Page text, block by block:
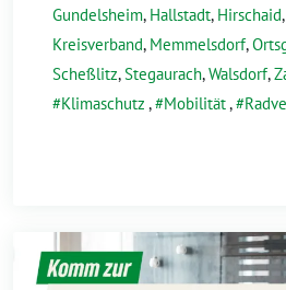
Gundelsheim, Hallstadt, Hirschaid,
Kreisverband, Memmelsdorf,
Scheßlitz,Stegaurach,Walsdorf,
Klimaschutz , Mobilität,